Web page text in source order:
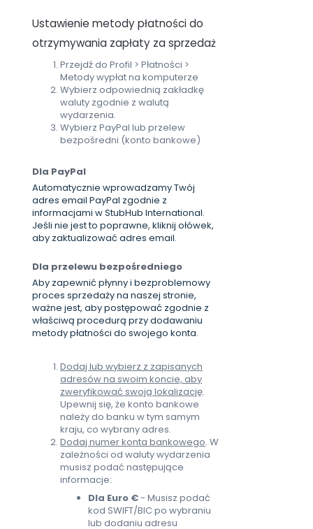
Ustawienie metody płatności do
otrzymywania zapłaty za sprzedaż
Przejdź do Profil > Płatności >
Metody wypłat na komputerze
Wybierz odpowiednią zakładkę
waluty zgodnie z walutą
wydarzenia.
Wybierz PayPal lub przelew
bezpośredni (konto bankowe)
Dla PayPal
Automatycznie wprowadzamy Twój
adres email PayPal zgodnie z
informacjami w StubHub International.
Jeśli nie jest to poprawne, kliknij ołówek,
aby zaktualizować adres email.
Dla przelewu bezpośredniego
Aby zapewnić płynny i bezproblemowy
proces sprzedaży na naszej stronie,
ważne jest, aby postępować zgodnie z
właściwą procedurą przy dodawaniu
metody płatności do swojego konta.
Dodaj lub wybierz z zapisanych
adresów na swoim koncie, aby
zweryfikować swoją lokalizację.
Upewnij się, że konto bankowe
należy do banku w tym samym
kraju, co wybrany adres.
Dodaj numer konta bankowego. W
zależności od waluty wydarzenia
musisz podać następujące
informacje:
Dla Euro €- Musisz podać
kod SWIFT/BIC po wybraniu
lub dodaniu adresu